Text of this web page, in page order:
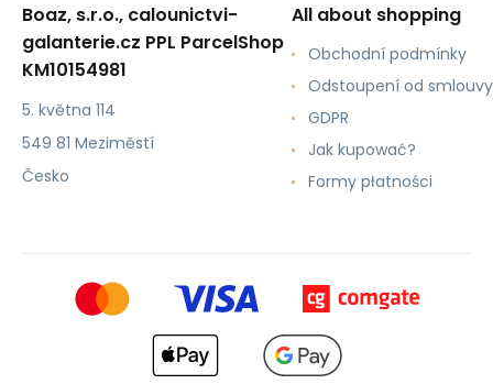
Boaz, s.r.o., calounictvi-
galanterie.cz PPL ParcelShop
KM10154981
5. května 114
549 81 Meziměstí
Česko
All about shopping
Obchodní podmínky
Odstoupení od smlouvy
GDPR
Jak kupować?
Formy płatności